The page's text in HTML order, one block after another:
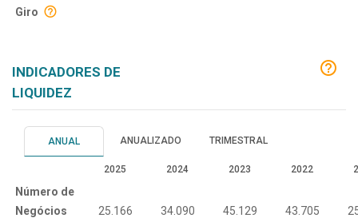
Giro
INDICADORES DE
LIQUIDEZ
ANUAL ANUALIZADO TRIMESTRAL
2025 2024 2023 2022
Número de
Negócios
25.166 34.090 45.129 43.705